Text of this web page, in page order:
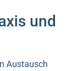
und
Austausch